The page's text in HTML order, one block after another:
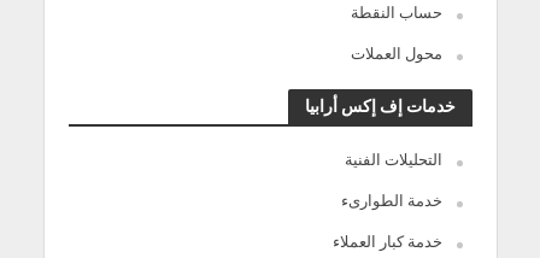
حساب النقطة
محول العملات
خدمات إف إكس أرابيا
التحليلات الفنية
خدمة الطوارىء
خدمة كبار العملاء